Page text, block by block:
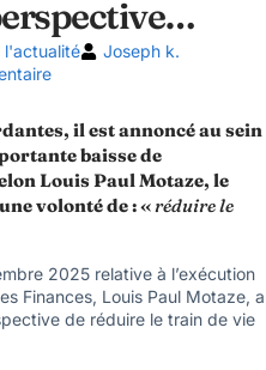
l'actualité
Joseph k.
il est annoncé au sein
baisse de
Louis Paul Motaze, le
volonté de : «réduire le
2025 relative à l’exécution
Finances, Louis Paul Motaze, a
de réduire le train de vie